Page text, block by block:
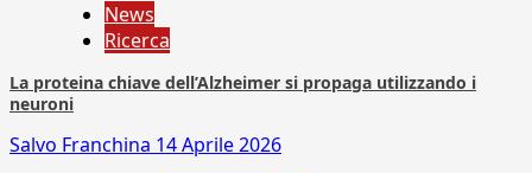
News
Ricerca
La proteina chiave dell’Alzheimer si propaga utilizzando i
neuroni
Salvo Franchina 14 Aprile 2026